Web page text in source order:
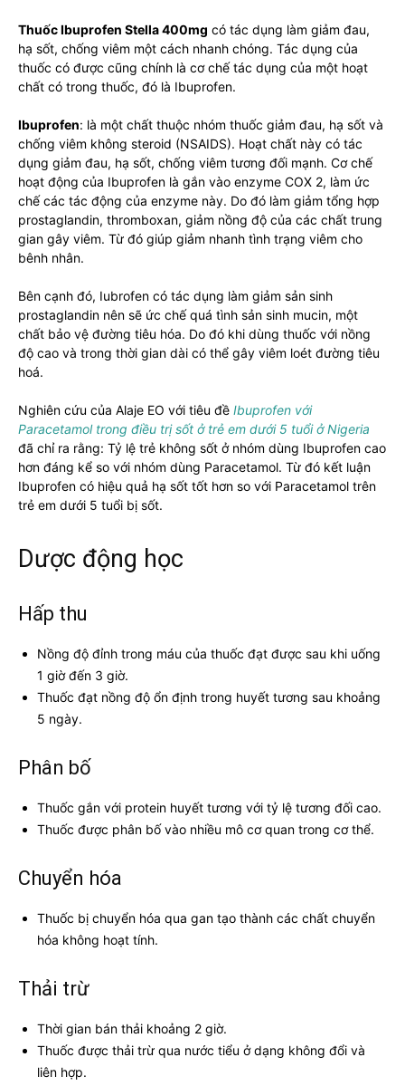
Thuốc Ibuprofen Stella 400mg có tác dụng làm giảm đau,
hạ sốt, chống viêm một cách nhanh chóng. Tác dụng của
thuốc có được cũng chính là cơ chế tác dụng của một hoạt
chất có trong thuốc, đó là Ibuprofen.
Ibuprofen: là một chất thuộc nhóm thuốc giảm đau, hạ sốt và
chống viêm không steroid (NSAIDS). Hoạt chất này có tác
dụng giảm đau, hạ sốt, chống viêm tương đối mạnh. Cơ chế
hoạt động của Ibuprofen là gắn vào enzyme COX 2, làm ức
chế các tác động của enzyme này. Do đó làm giảm tổng hợp
prostaglandin, thromboxan, giảm nồng độ của các chất trung
gian gây viêm. Từ đó giúp giảm nhanh tình trạng viêm cho
bênh nhân.
Bên cạnh đó, Iubrofen có tác dụng làm giảm sản sinh
prostaglandin nên sẽ ức chế quá tình sản sinh mucin, một
chất bảo vệ đường tiêu hóa. Do đó khi dùng thuốc với nồng
độ cao và trong thời gian dài có thể gây viêm loét đường tiêu
hoá.
Nghiên cứu của Alaje EO với tiêu đề Ibuprofen với
Paracetamol trong điều trị sốt ở trẻ em dưới 5 tuổi ở Nigeria
đã chỉ ra rằng: Tỷ lệ trẻ không sốt ở nhóm dùng Ibuprofen cao
hơn đáng kể so với nhóm dùng Paracetamol. Từ đó kết luận
Ibuprofen có hiệu quả hạ sốt tốt hơn so với Paracetamol trên
trẻ em dưới 5 tuổi bị sốt.
Dược động học
Hấp thu
Nồng độ đỉnh trong máu của thuốc đạt được sau khi uống
1 giờ đến 3 giờ.
Thuốc đạt nồng độ ổn định trong huyết tương sau khoảng
5 ngày.
Phân bố
Thuốc gắn với protein huyết tương với tỷ lệ tương đối cao.
Thuốc được phân bố vào nhiều mô cơ quan trong cơ thể.
Chuyển hóa
Thuốc bị chuyển hóa qua gan tạo thành các chất chuyển
hóa không hoạt tính.
Thải trừ
Thời gian bán thải khoảng 2 giờ.
Thuốc được thải trừ qua nước tiểu ở dạng không đổi và
liên hợp.